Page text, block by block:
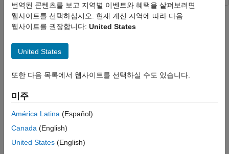
상태
번역된 콘텐츠를 보고 지역별 이벤트와 혜택을 살펴보려면
웹사이트를 선택하십시오. 현재 계신 지역에 따라 다음
웹사이트를 권장합니다: United States
United States
또한 다음 목록에서 웹사이트를 선택하실 수도 있습니다.
미주
América Latina (Español)
Canada (English)
United States (English)